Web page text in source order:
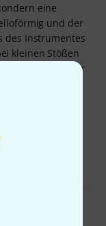
eine
und der
des Instrumentes
kleinen Stößen
erinnere, war